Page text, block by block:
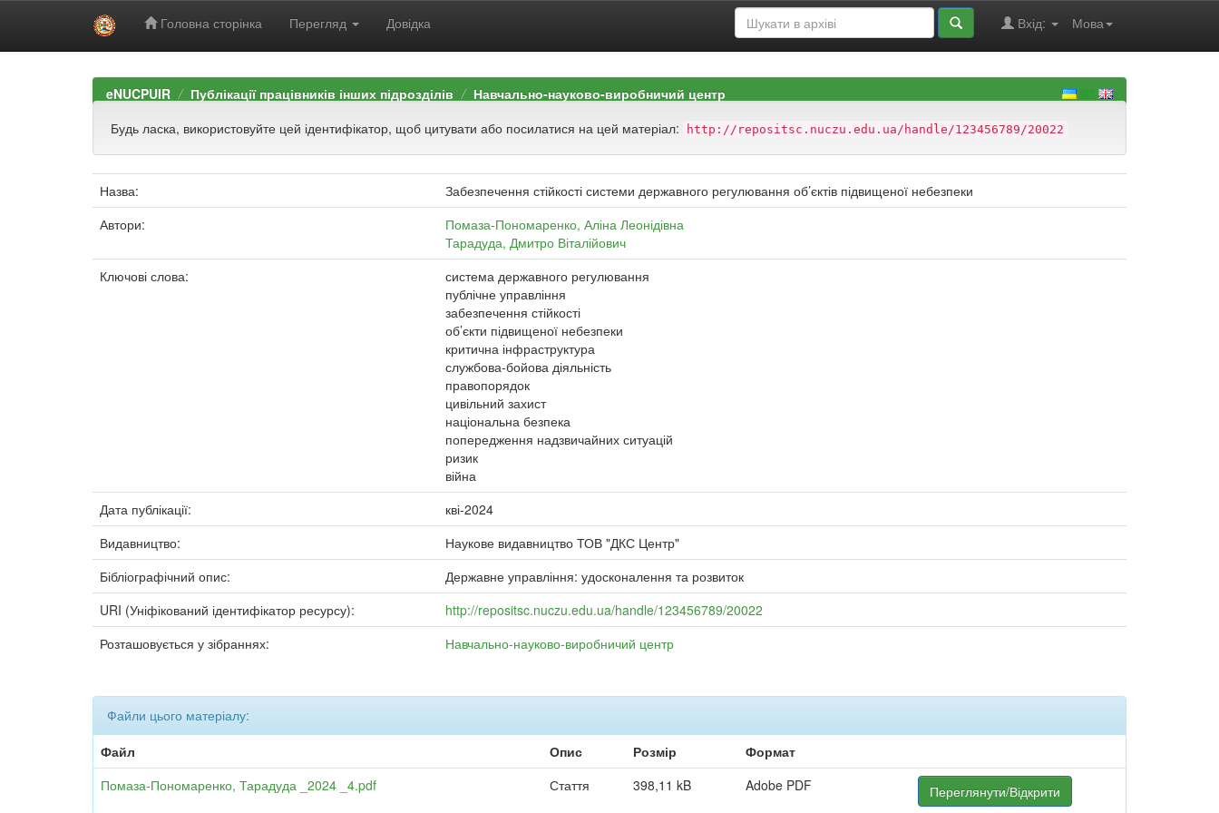
Головна сторінка Перегляд Довідка Мова
Вхід:
eNUCPUIR Публікації працівників інших підрозділів
Навчально-науково-виробничий центр
Будь ласка, використовуйте цей ідентифікатор, щоб цитувати або посилатися на цей матеріал:
http://repositsc.nuczu.edu.ua/handle/123456789/20022
Назва:
Забезпечення стійкості системи державного регулювання об’єктів підвищеної небезпеки
Автори:
Помаза-Пономаренко, Аліна Леонідівна
Тарадуда, Дмитро Віталійович
Ключові слова:
система державного регулювання
публічне управління
забезпечення стійкості
об’єкти підвищеної небезпеки
критична інфраструктура
службова-бойова діяльність
правопорядок
цивільний захист
національна безпека
попередження надзвичайних ситуацій
ризик
війна
Дата публікації:
кві-2024
Видавництво:
Наукове видавництво ТОВ "ДКС Центр"
Бібліографічний опис:
Державне управління: удосконалення та розвиток
URI (Уніфікований ідентифікатор ресурсу):
http://repositsc.nuczu.edu.ua/handle/123456789/20022
Розташовується у зібраннях:
Навчально-науково-виробничий центр
Файли цього матеріалу:
Файл
Опис Розмір
Формат
Помаза-Пономаренко, Тарадуда _2024 _4.pdf
Стаття 398,11 kB Adobe PDF Переглянути/Відкрити